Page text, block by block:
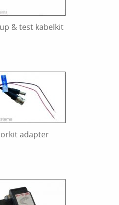
& test kabelkit
adapter